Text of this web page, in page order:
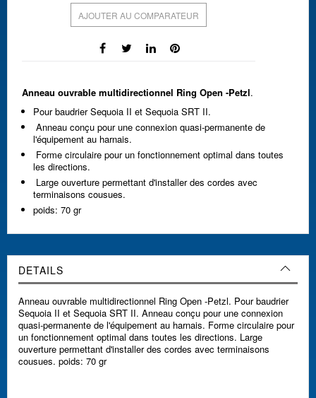
AJOUTER AU COMPARATEUR
Anneau ouvrable multidirectionnel Ring Open -Petzl.
Pour baudrier Sequoia II et Sequoia SRT II.
Anneau conçu pour une connexion quasi-permanente de
l'équipement au harnais.
Forme circulaire pour un fonctionnement optimal dans toutes
les directions.
Large ouverture permettant d'installer des cordes avec
terminaisons cousues.
poids: 70 gr
DETAILS
Anneau ouvrable multidirectionnel Ring Open -Petzl. Pour baudrier
Sequoia II et Sequoia SRT II. Anneau conçu pour une connexion
quasi-permanente de l'équipement au harnais. Forme circulaire pour
un fonctionnement optimal dans toutes les directions. Large
ouverture permettant d'installer des cordes avec terminaisons
cousues. poids: 70 gr